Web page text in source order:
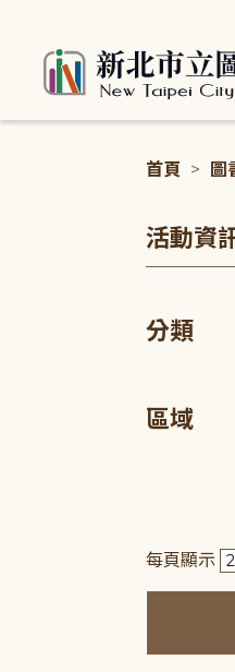
首頁 > 圖
活動資
分類
區域
每頁顯示